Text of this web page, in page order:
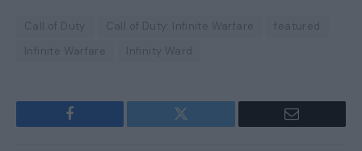
Call of Duty Call of Duty: Infinite Warfare
featured
Infinite Warfare
Infinity Ward
Facebook Twitter Email